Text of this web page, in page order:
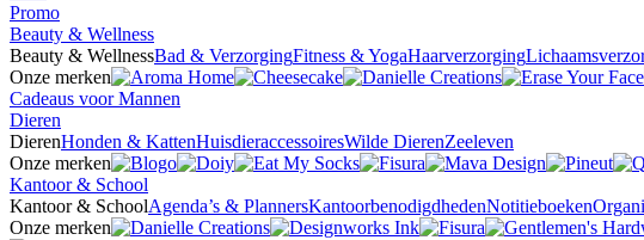
Promo
Beauty & Wellness
Beauty & WellnessBad & VerzorgingFitness & YogaHaarverzorging
Onze merken
Cadeaus voor Mannen
Dieren
DierenHonden & KattenHuisdieraccessoiresWilde DierenZeeleven
Onze merken
Kantoor & School
Kantoor & SchoolAgenda’s & PlannersKantoorbenodigdhedenNotitieboeken
Onze merken